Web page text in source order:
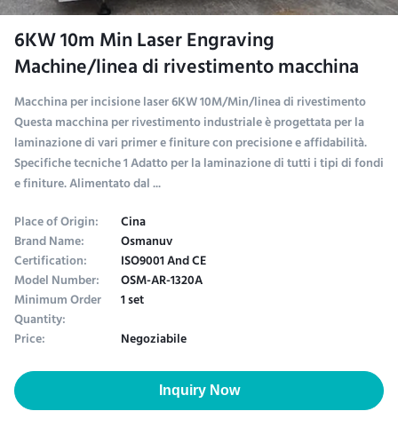
6KW 10m Min Laser Engraving
Machine/linea di rivestimento macchina
Macchina per incisione laser 6KW 10M/Min/linea di rivestimento
Questa macchina per rivestimento industriale è progettata per la
laminazione di vari primer e finiture con precisione e affidabilità.
Specifiche tecniche 1 Adatto per la laminazione di tutti i tipi di fondi
e finiture. Alimentato dal ...
Place of Origin:
Cina
Brand Name: Osmanuv
Certification: ISO9001 And CE
Model Number: OSM-AR-1320A
Minimum Order
Quantity:
1 set
Price:
Negoziabile
Inquiry Now